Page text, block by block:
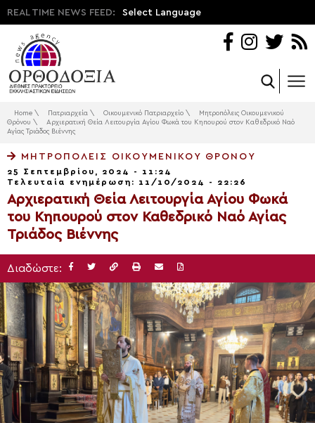
REAL TIME NEWS FEED: Select Language
Home \ Πατριαρχεία \ Οικουμενικό Πατριαρχείο \
Μητροπόλεις Οικουμενικού
Θρόνου \
Αρχιερατική Θεία Λειτουργία Αγίου Φωκά του Κηπουρού στον Καθεδρικό Ναό
Αγίας Τριάδος Βιέννης
ΜΗΤΡΟΠΌΛΕΙΣ ΟΙΚΟΥΜΕΝΙΚΟΎ ΘΡΌΝΟΥ
25 Σεπτεμβρίου, 2024 - 11:24
Τελευταία ενημέρωση: 11/10/2024 - 22:26
Αρχιερατική Θεία Λειτουργία Αγίου Φωκά
του Κηπουρού στον Καθεδρικό Ναό Αγίας
Τριάδος Βιέννης
Διαδώστε: